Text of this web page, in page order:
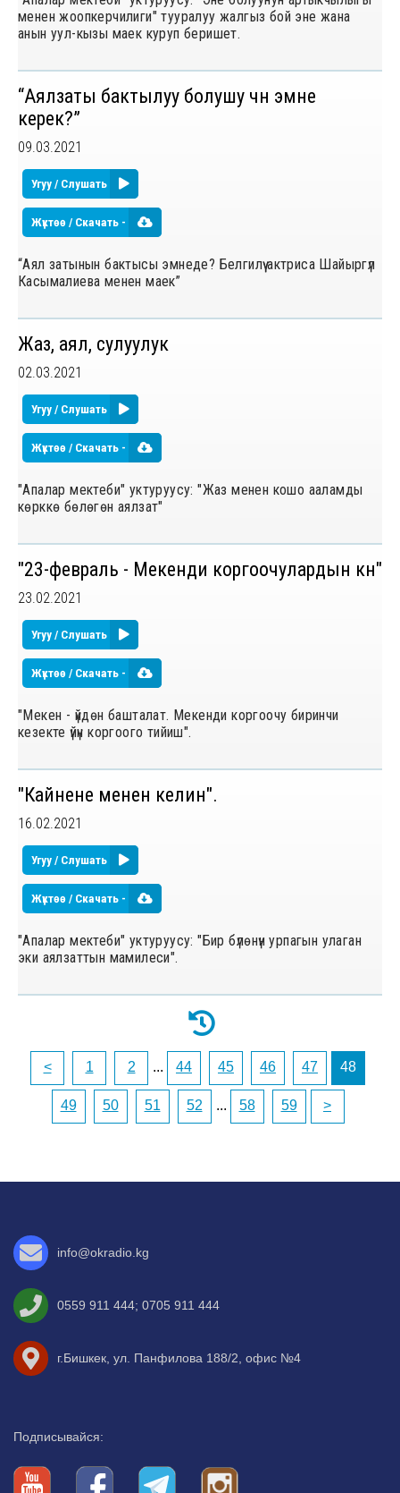
менен жоопкерчилиги" тууралуу жалгыз бой эне жана
анын уул-кызы маек куруп беришет.
“Аялзаты бактылуу болушу үчүн эмне
керек?”
09.03.2021
Угуу / Слушать
Жүктөө / Скачать -
“Аял затынын бактысы эмнеде? Белгилүү актриса Шайыргүл
Касымалиева менен маек”
Жаз, аял, сулуулук
02.03.2021
Угуу / Слушать
Жүктөө / Скачать -
"Апалар мектеби" уктуруусу: "Жаз менен кошо ааламды
көрккө бөлөгөн аялзат"
"23-февраль - Мекенди коргоочулардын күнү"
23.02.2021
Угуу / Слушать
Жүктөө / Скачать -
"Мекен - үйдөн башталат. Мекенди коргоочу биринчи
кезекте үйүн коргоого тийиш".
"Кайнене менен келин".
16.02.2021
Угуу / Слушать
Жүктөө / Скачать -
"Апалар мектеби" уктуруусу: "Бир бүлөнүн урпагын улаган
эки аялзаттын мамилеси".
< 1 2 ... 44 45 46 47 48
49 50 51 52 ... 58 59 >
info@okradio.kg
0559 911 444; 0705 911 444
г.Бишкек, ул. Панфилова 188/2, офис №4
Подписывайся: